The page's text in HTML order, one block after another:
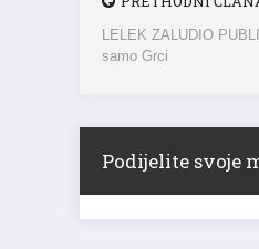
samo Grci
Podijelite svoje